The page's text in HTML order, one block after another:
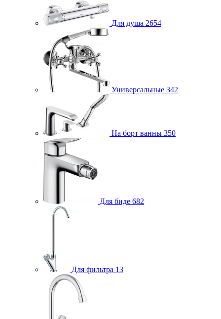
Для душа 2654
Универсальные 342
На борт ванны 350
Для биде 682
Для фильтра 13